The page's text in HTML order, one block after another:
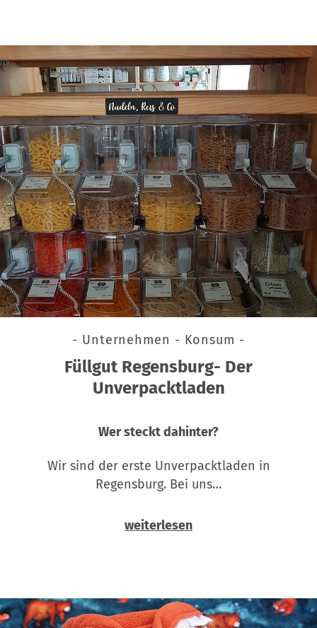
- Unternehmen - Konsum -
Füllgut Regensburg- Der
Unverpacktladen
Wer steckt dahinter?
Wir sind der erste Unverpacktladen in
Regensburg. Bei uns…
weiterlesen